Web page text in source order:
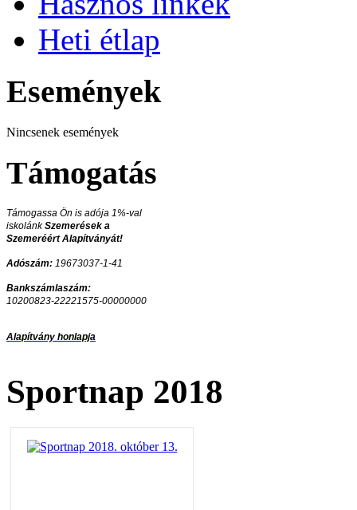
Heti étlap
Események
Nincsenek események
Támogatás
Támogassa Ön is adója 1%-val
iskolánkSzemerések a
Szemeréért Alapítványát!
Adószám: 19673037-1-41
Bankszámlaszám:
10200823-22221575-00000000
Alapítvány honlapja
Sportnap 2018